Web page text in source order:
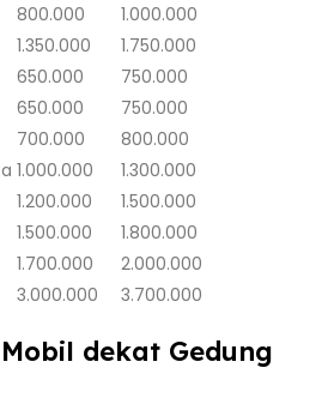
800.000
1.000.000
1.350.000
1.750.000
650.000
750.000
650.000
750.000
700.000
800.000
1.000.000
1.300.000
1.200.000
1.500.000
1.500.000
1.800.000
1.700.000
2.000.000
3.000.000 3.700.000
dekat Gedung